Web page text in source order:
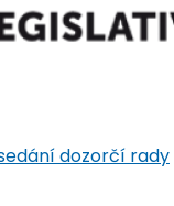
dozorčí rady